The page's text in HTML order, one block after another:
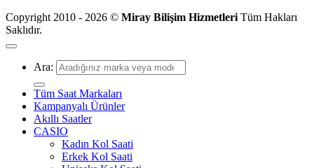
Copyright 2010 - 2026 © Miray Bilişim Hizmetleri Tüm Hakları
Saklıdır.
Ara:
Tüm Saat Markaları
Kampanyalı Ürünler
Akıllı Saatler
CASIO
Kadın Kol Saati
Erkek Kol Saati